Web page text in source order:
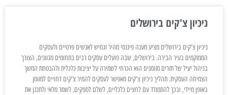
ניכיון צ'קים בירושלים
ניכיון צ'קים בירושלים מציע מענה פיננסי מהיר וגמיש לאנשים פרטיים ולעסקים
הממוקמים בעיר הבירה. בירושלים, שבה פועלים עסקים רבים בתחומים מגוונים, הצורך
בניהול יעיל של תזרים מזומנים הוא הכרחי לשמירה על יציבות כלכלית ולהבטחת המשך
הצמיחה העסקית. תהליך ניכיון צ'קים מאפשר לעסקים להמיר צ'קים דחויים למזומן
באופן מיידי, ובכך להתמודד עם לחצים כלכליים, לשלם לספקים, לשמר מלאי ולתכנן את